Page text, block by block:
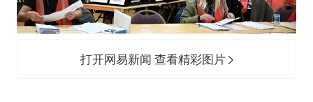
打开网易新闻 查看精彩图片